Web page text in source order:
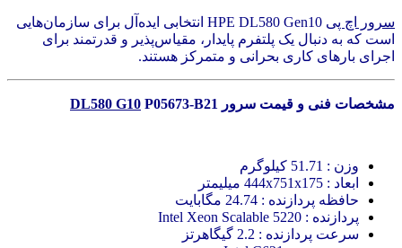
سرور اچ پی
HPE DL580 Gen10 انتخابی ایده‌آل برای سازمان‌هایی
است که به دنبال یک پلتفرم پایدار، مقیاس‌پذیر و قدرتمند برای
اجرای بارهای کاری بحرانی و متمرکز هستند.
مشخصات فنی و قیمت سرور DL580 G10 P05673-B21
وزن : 51.71 کیلوگرم
ابعاد : 444x751x175 میلیمتر
حافظه پردازنده : 24.74 مگابایت
پردازنده : Intel Xeon Scalable 5220
سرعت پردازنده : 2.2 گیگاهرتز